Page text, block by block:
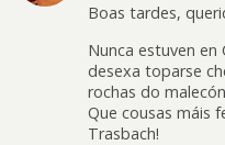
Boas tardes,
Nunca estuven
desexa toparse
rochas do
Que cousas máis
Trasbach!